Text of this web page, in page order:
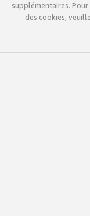
supplémentaires.
des cookies,